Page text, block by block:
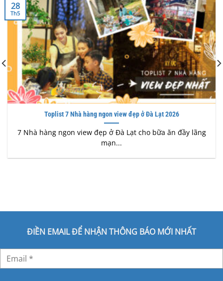
Toplist 7 Nhà hàng ngon view đẹp ở Đà Lạt 2026
7 Nhà hàng ngon view đẹp ở Đà Lạt cho bữa ăn đầy lãng
mạn...
28
Th5
ĐIỀN EMAIL ĐỂ NHẬN THÔNG BÁO MỚI NHẤT